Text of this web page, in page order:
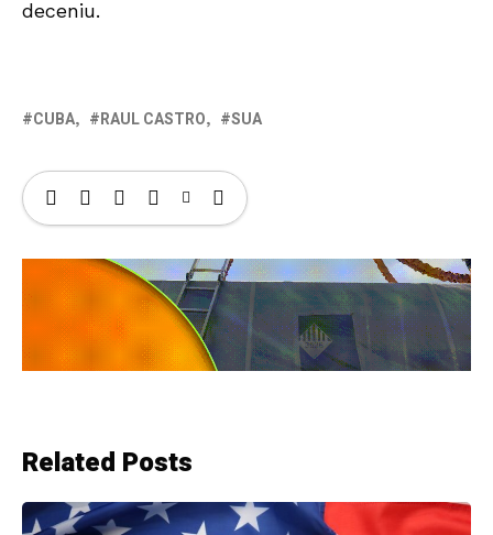
deceniu.
CUBA RAUL CASTRO SUA
Related Posts